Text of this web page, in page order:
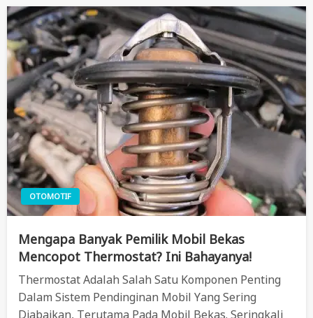
OTOMOTIF
Mengapa Banyak Pemilik Mobil Bekas
Mencopot Thermostat? Ini Bahayanya!
Thermostat Adalah Salah Satu Komponen Penting
Dalam Sistem Pendinginan Mobil Yang Sering
Diabaikan, Terutama Pada Mobil Bekas. Seringkali